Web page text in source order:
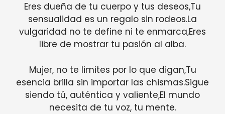
Eres dueña de tu cuerpo y tus deseos,Tu
sensualidad es un regalo sin rodeos.La
vulgaridad no te define ni te enmarca,Eres
libre de mostrar tu pasión al alba.
Mujer, no te limites por lo que digan,Tu
esencia brilla sin importar las chismas.Sigue
siendo tú, auténtica y valiente,El mundo
necesita de tu voz, tu mente.